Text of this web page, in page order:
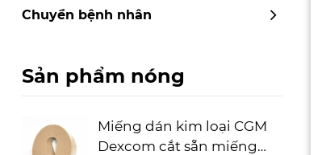
Chuyển bệnh nhân
Sản phẩm nóng
Miếng dán kim loại CGM
Dexcom cắt sẵn miếng